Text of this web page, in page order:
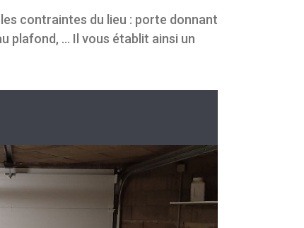
contraintes du lieu : porte donnant
plafond, … Il vous établit ainsi un